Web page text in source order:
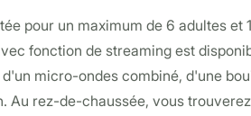
pour un maximum de 6 adultes
fonction de streaming est
micro-ondes combiné, d'une
Au rez-de-chaussée, vous